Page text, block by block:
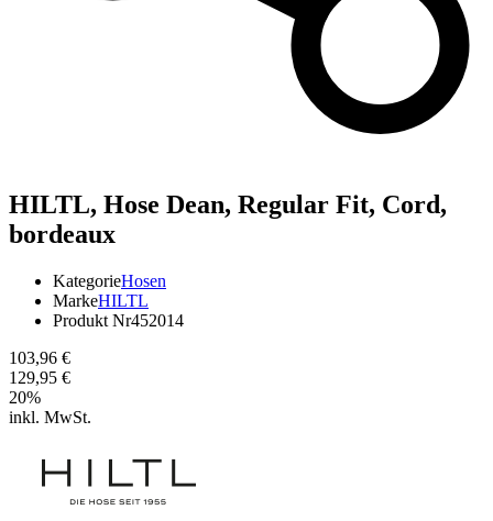
HILTL, Hose Dean, Regular Fit, Cord,
bordeaux
KategorieHosen
MarkeHILTL
Produkt Nr452014
103,96 €
129,95 €
20%
inkl. MwSt.